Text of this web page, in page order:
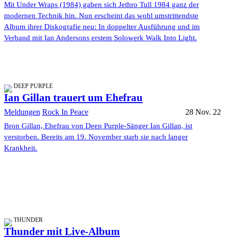
Mit Under Wraps (1984) gaben sich Jethro Tull 1984 ganz der
modernen Technik hin. Nun erscheint das wohl umstrittendste
Album ihrer Diskografie neu: In doppelter Ausführung und im
Verband mit Ian Andersons erstem Solowerk Walk Into Light.
DEEP PURPLE
Ian Gillan trauert um Ehefrau
Meldungen Rock In Peace 28 Nov. 22
Bron Gillan, Ehefrau von Deep Purple-Sänger Ian Gillan, ist
verstorben. Bereits am 19. November starb sie nach langer
Krankheit.
THUNDER
Thunder mit Live-Album